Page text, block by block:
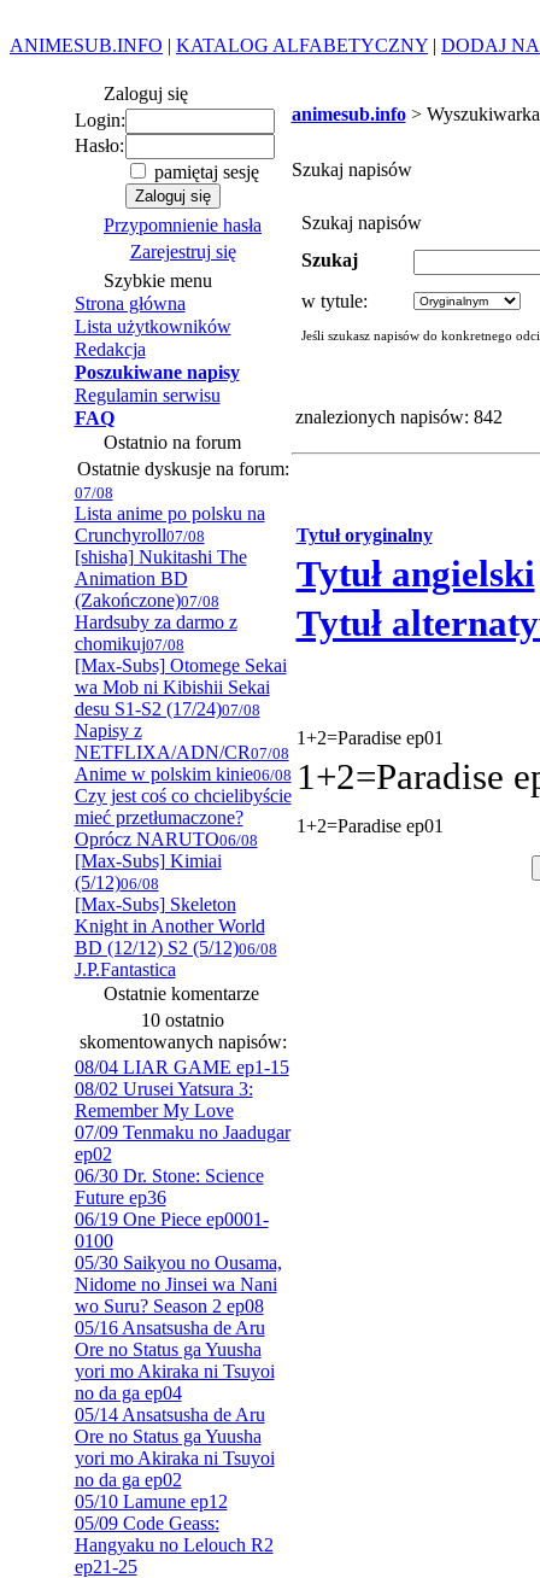
ANIMESUB.INFO | KATALOG ALFABETYCZNY | DODAJ
Zaloguj się
Login:
Hasło:
pamiętaj sesję
Przypomnienie hasła
Zarejestruj się
Szybkie menu
Strona główna
Lista użytkowników
Redakcja
Poszukiwane napisy
Regulamin serwisu
FAQ
Ostatnio na forum
Ostatnie dyskusje na forum:
07/08
Lista anime po polsku na
Crunchyroll07/08
[shisha] Nukitashi The
Animation BD
(Zakończone)07/08
Hardsuby za darmo z
chomikuj07/08
[Max-Subs] Otomege Sekai
wa Mob ni Kibishii Sekai
desu S1-S2 (17/24)07/08
Napisy z
NETFLIXA/ADN/CR07/08
Anime w polskim kinie06/08
Czy jest coś co chcielibyście
mieć przetłumaczone?
Oprócz NARUTO06/08
[Max-Subs] Kimiai
(5/12)06/08
[Max-Subs] Skeleton
Knight in Another World
BD (12/12) S2 (5/12)06/08
J.P.Fantastica
Ostatnie komentarze
10 ostatnio
skomentowanych napisów:
08/04 LIAR GAME ep1-15
08/02 Urusei Yatsura 3:
Remember My Love
07/09 Tenmaku no Jaadugar
ep02
06/30 Dr. Stone: Science
Future ep36
06/19 One Piece ep0001-
0100
05/30 Saikyou no Ousama,
Nidome no Jinsei wa Nani
wo Suru? Season 2 ep08
05/16 Ansatsusha de Aru
Ore no Status ga Yuusha
yori mo Akiraka ni Tsuyoi
no da ga ep04
05/14 Ansatsusha de Aru
Ore no Status ga Yuusha
yori mo Akiraka ni Tsuyoi
no da ga ep02
05/10 Lamune ep12
05/09 Code Geass:
Hangyaku no Lelouch R2
ep21-25
animesub.info> Wyszukiwarka
Szukaj napisów
Szukaj napisów
Szukaj
w tytule:
Jeśli szukasz napisów do konkretnego
znalezionych napisów: 842
Tytuł oryginalny
Tytuł angielski
Tytuł
1+2=Paradise ep01
1+2=Paradise
1+2=Paradise ep01